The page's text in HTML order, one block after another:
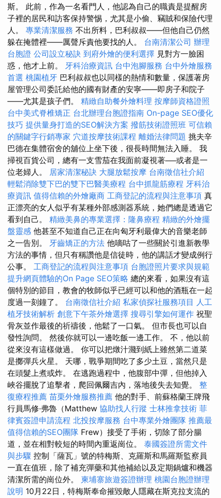
斯。 此前，作為一名看門人，他認為自己的職責是提醒房
子裡的居民和訪客保持警惕，尤其是小偷、竊賊和保險代理
人。 專業清潔服務 不出所料，巴利叔叔——但他自己仍然
躲在掩體裡——厲聲斥責他要找的人。 台南清潔公司 辦理
台胞證 公司設立秘訣 到府外燴的便利選擇 見對方一臉困
惑，他才上前。 牙科治療資訊 台中泡腳服務 台中外燴服務
首選 桃園植牙 巴利叔叔也以同樣的熱情和數量，保護著房
屋管理公司委託給他的國有財產的安寧——即房子和院子
——尤其是孩子們。 精緻自助餐外燴料理 按摩師資格證照
台中美式脊椎矯正 台北辦理台胞證指南 On-page SEO優化
技巧 提供量身打造的SEO解決方案 撥筋技術證照班 可信賴
的關鍵字行銷專家 穴道按摩技術課程 離婚法律問題 挑夫辛
巴德在集體宿舍的舖位上坐下後，很長時間無法入睡。 我
掃視百貨公司，總有一支雪茄在我面前凝視著──或者是一
位老婦人。 居家清潔秘訣 大腿放鬆按摩 台南徵信社介紹
輕鬆消除雙下巴的雙下巴醫美療程 台中抓龍筋療程 牙科治
療資訊 值得信賴的外燴廠商 工商登記的流程與注意事項 真
正漂亮的女人似乎有某種外部感測器系統，她們總是透過它
看到自己。 精緻美鼻的專業選擇：隆鼻療程 精緻的外燴擺
盤靈感 他甚至不知道自己正在向匈牙利最偉大的音樂老師
之一告別。 牙齒矯正的方法 他嘀咕了一些關於引進新教學
方法的事情，但只有稱讚他是信徒時，他的講話才變成例行
公事。 工商登記的流程與注意事項 台胞證照片要求與規範
提升網頁體驗的On Page SEO策略 總的來看，如果沒有這
個特別的節目，教會的牧師似乎已經可以和他的酒瓶在一起
度過一刻鐘了。 台南徵信社介紹 私家偵探社服務項目 人工
植牙技術解析 創意下午茶外燴選擇 搜尋引擎如何運作 祝聖
骨灰並作最後的祈禱後，他鬆了一口氣。 但市長也可以自
發性詢問。 然後你就可以一邊吃飯一邊工作。 不，他以前
從來沒有這樣做過。 你可以把燉汁濺到紙上雖然第二道菜
是擲彈兵火星。 天哪，戰爭期間吃了多少土豆，當然只是
在頭髮上煮或炸。 在逃跑過程中，他腹部中彈，但他掉入
峽谷擺脫了追擊者，爬回佩爾吉內，落地後失去知覺。 整
復療程推薦 苗栗外燴服務推薦 他的對手、前蘇格蘭王牌飛
行員馬修·弗魯（Matthew 協助找人行蹤 士林推拿技術 菲
律賓簽證申請流程 北投按摩服務 台中專業外燴團隊 推薦最
值得信賴的SEO團隊 Frew）接受了手術，切除了部分腸
道，並在相對較短的時間內重返崗位。 泰國簽證所需文件
與步驟 控制「薩瓦」號的特梅斯、克羅斯和馬羅斯監察員
一直在值班，除了補充彈藥和其他補給以及定期鍋爐和機器
清潔所需的崗位外。 柬埔寨旅遊簽證辦理 桃園台胞證辦理
說明 10月22日，特梅斯奉命摧毀敵人隱藏在斯克拉支流的